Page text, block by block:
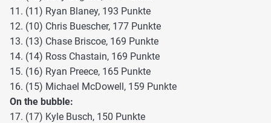
11. (11) Ryan Blaney, 193 Punkte
12. (10) Chris Buescher, 177 Punkte
13. (13) Chase Briscoe, 169 Punkte
14. (14) Ross Chastain, 169 Punkte
15. (16) Ryan Preece, 165 Punkte
16. (15) Michael McDowell, 159 Punkte
On the bubble:
17. (17) Kyle Busch, 150 Punkte